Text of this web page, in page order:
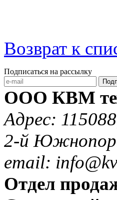
Возврат к
Подписаться на рассылку
ООО КВМ
Адрес:
2-й
email:
Отдел